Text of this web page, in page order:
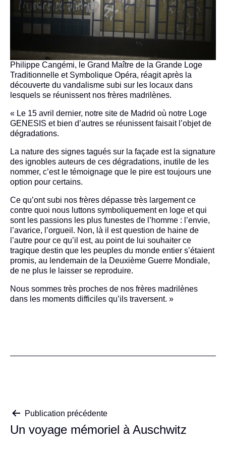
Philippe Cangémi, le Grand Maître de la Grande Loge
Traditionnelle et Symbolique Opéra, réagit après la
découverte du vandalisme subi sur les locaux dans
lesquels se réunissent nos frères madrilènes.
« Le 15 avril dernier, notre site de Madrid où notre Loge
GENESIS et bien d’autres se réunissent faisait l’objet de
dégradations.
La nature des signes tagués sur la façade est la signature
des ignobles auteurs de ces dégradations, inutile de les
nommer, c’est le témoignage que le pire est toujours une
option pour certains.
Ce qu’ont subi nos frères dépasse très largement ce
contre quoi nous luttons symboliquement en loge et qui
sont les passions les plus funestes de l’homme : l’envie,
l’avarice, l’orgueil. Non, là il est question de haine de
l’autre pour ce qu’il est, au point de lui souhaiter ce
tragique destin que les peuples du monde entier s’étaient
promis, au lendemain de la Deuxième Guerre Mondiale,
de ne plus le laisser se reproduire.
Nous sommes très proches de nos frères madrilènes
dans les moments difficiles qu’ils traversent. »
Navigation
de
Publication précédente
Un voyage mémoriel à Auschwitz